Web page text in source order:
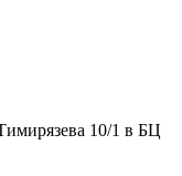
10/1 в БЦ